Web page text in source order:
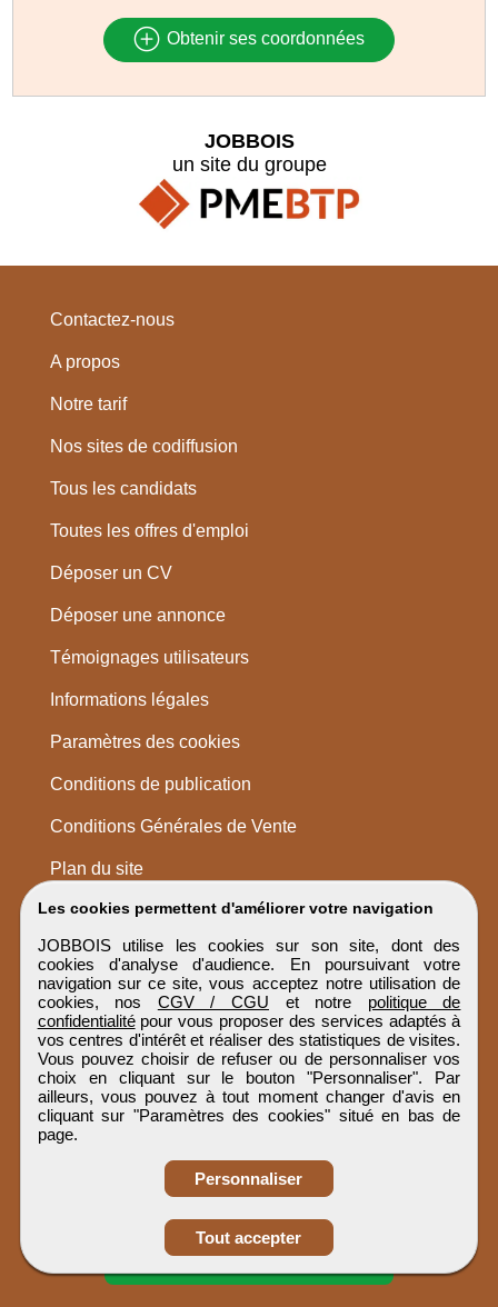
Obtenir ses
coordonnées
Obtenir ses coordonnées
Les cookies permettent d'améliorer votre navigation
JOBBOIS utilise les cookies sur son site, dont des
cookies d'analyse d'audience. En poursuivant votre
navigation sur ce site, vous acceptez notre utilisation de
cookies, nos CGV / CGU et notre politique de
confidentialitépour vous proposer des services adaptés à
vos centres d'intérêt et réaliser des statistiques de visites.
Vous pouvez choisir de refuser ou de personnaliser vos
choix en cliquant sur le bouton "Personnaliser". Par
ailleurs, vous pouvez à tout moment changer d'avis en
cliquant sur "Paramètres des cookies" situé en bas de
page.
Personnaliser
Tout accepter
JOBBOIS
un site du groupe
Contactez-nous
A propos
Notre tarif
Nos sites de codiffusion
Tous les candidats
Toutes les offres d'emploi
Déposer un CV
Déposer une annonce
Témoignages utilisateurs
Informations légales
Paramètres des cookies
Conditions de publication
Conditions Générales de Vente
Plan du site
JOBBOIS
Tous droits réservés © 1999 - 2026